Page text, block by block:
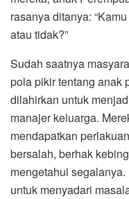
rasanya ditanya:
atau tidak?”
Sudah saatnya
pola pikir tentang anak
dilahirkan untuk
manajer keluarga.
mendapatkan
bersalah, berhak
mengetahui
untuk menyadari